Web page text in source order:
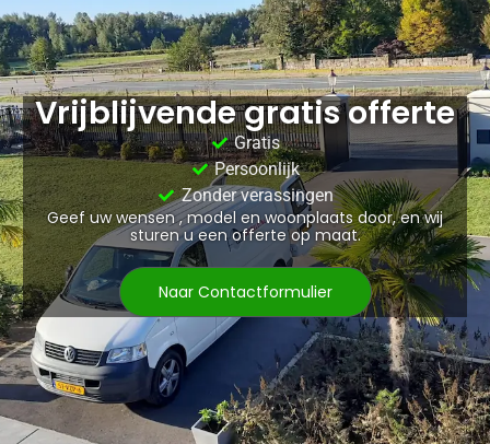
Vrijblijvende gratis offerte
Gratis
Persoonlijk
Zonder verassingen
Geef uw wensen , model en woonplaats door, en wij
sturen u een offerte op maat.
Naar Contactformulier